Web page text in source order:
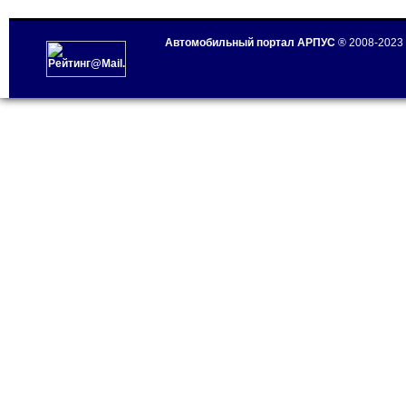
Автомобильный портал АРПУС ® 2008-2023